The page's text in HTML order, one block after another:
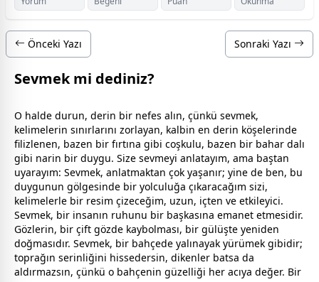
Önceki Yazı Sonraki Yazı
Sevmek mi dediniz?
O halde durun, derin bir nefes alın, çünkü sevmek,
kelimelerin sınırlarını zorlayan, kalbin en derin köşelerinde
filizlenen, bazen bir fırtına gibi coşkulu, bazen bir bahar dalı
gibi narin bir duygu. Size sevmeyi anlatayım, ama baştan
uyarayım: Sevmek, anlatmaktan çok yaşanır; yine de ben, bu
duygunun gölgesinde bir yolculuğa çıkaracağım sizi,
kelimelerle bir resim çizeceğim, uzun, içten ve etkileyici.
Sevmek, bir insanın ruhunu bir başkasına emanet etmesidir.
Gözlerin, bir çift gözde kaybolması, bir gülüşte yeniden
doğmasıdır. Sevmek, bir bahçede yalınayak yürümek gibidir;
toprağın serinliğini hissedersin, dikenler batsa da
aldırmazsın, çünkü o bahçenin güzelliği her acıya değer. Bir